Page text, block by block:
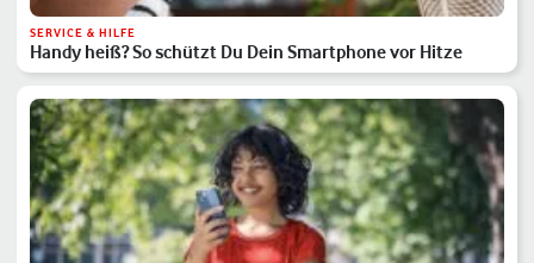
SERVICE & HILFE
Handy heiß? So schützt Du Dein Smartphone vor Hitze